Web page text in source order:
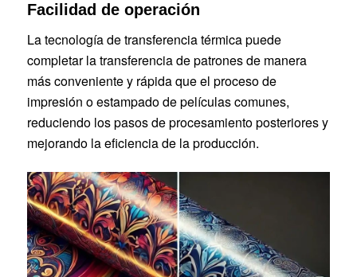
Facilidad de operación
La tecnología de transferencia térmica puede
completar la transferencia de patrones de manera
más conveniente y rápida que el proceso de
impresión o estampado de películas comunes,
reduciendo los pasos de procesamiento posteriores y
mejorando la eficiencia de la producción.